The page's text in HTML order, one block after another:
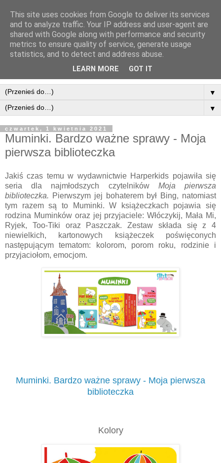
▼
▼
czwartek, 1 kwietnia 2021
Muminki. Bardzo ważne sprawy - Moja
pierwsza biblioteczka
Jakiś czas temu w wydawnictwie Harperkids pojawiła się
seria dla najmłodszych czytelników Moja pierwsza
biblioteczka. Pierwszym jej bohaterem był Bing, natomiast
tym razem są to Muminki. W książeczkach pojawia się
rodzina Muminków oraz jej przyjaciele: Włóczykij, Mała Mi,
Ryjek, Too-Tiki oraz Paszczak. Zestaw składa się z 4
niewielkich, kartonowych książeczek poświęconych
następującym tematom: kolorom, porom roku, rodzinie i
przyjaciołom, emocjom.
Muminki. Bardzo ważne sprawy - Moja pierwsza
biblioteczka
Kolory
This site uses cookies from Google to deliver its services
and to analyze traffic. Your IP address and user-agent are
shared with Google along with performance and security
metrics to ensure quality of service, generate usage
statistics, and to detect and address abuse.
LEARN MORE GOT IT